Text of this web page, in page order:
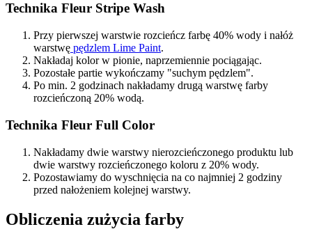
Technika Fleur Stripe Wash
Przy pierwszej warstwie rozcieńcz farbę 40% wody i nałóż
warstwę pędzlem Lime Paint.
Nakładaj kolor w pionie, naprzemiennie pociągając.
Pozostałe partie wykończamy "suchym pędzlem".
Po min. 2 godzinach nakładamy drugą warstwę farby
rozcieńczoną 20% wodą.
Technika Fleur Full Color
Nakładamy dwie warstwy nierozcieńczonego produktu lub
dwie warstwy rozcieńczonego koloru z 20% wody.
Pozostawiamy do wyschnięcia na co najmniej 2 godziny
przed nałożeniem kolejnej warstwy.
Obliczenia zużycia farby